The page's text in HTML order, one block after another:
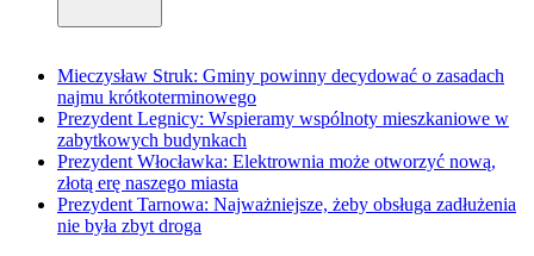
Mieczysław Struk: Gminy powinny decydować o zasadach
najmu krótkoterminowego
Prezydent Legnicy: Wspieramy wspólnoty mieszkaniowe w
zabytkowych budynkach
Prezydent Włocławka: Elektrownia może otworzyć nową,
złotą erę naszego miasta
Prezydent Tarnowa: Najważniejsze, żeby obsługa zadłużenia
nie była zbyt droga